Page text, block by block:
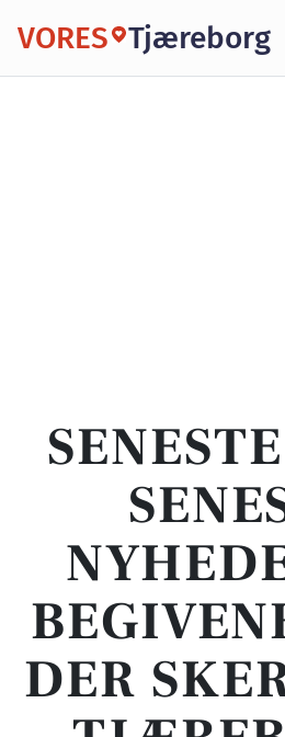
VORES Tjæreborg
DER